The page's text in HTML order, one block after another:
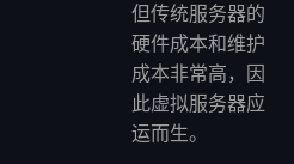
但传统服务器的
硬件成本和维护
成本非常高，因
此虚拟服务器应
运而生。